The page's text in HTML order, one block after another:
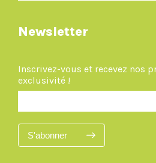
Newsletter
Inscrivez-vous et recevez nos
exclusivité !
S'abonner